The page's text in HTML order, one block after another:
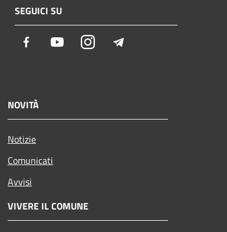
SEGUICI SU
Facebook YoutubeInstagram
NOVITÀ
Notizie
Comunicati
Avvisi
VIVERE IL COMUNE